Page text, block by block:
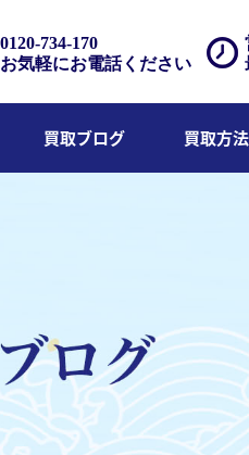
0120-734-170
お気軽にお電話ください
買取ブログ 買取方法